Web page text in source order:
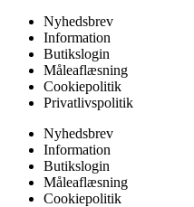
Nyhedsbrev
Information
Butikslogin
Måleaflæsning
Cookiepolitik
Privatlivspolitik
Nyhedsbrev
Information
Butikslogin
Måleaflæsning
Cookiepolitik